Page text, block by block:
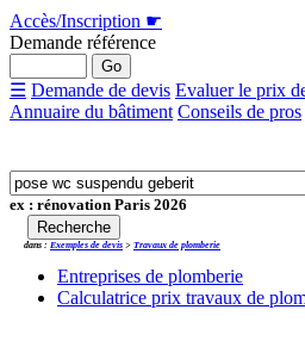
Accès/Inscription ☛
Demande référence
☰ Demande de devis Evaluer le prix
Annuaire du bâtiment Conseils de pros
ex : rénovation Paris 2026
dans : Exemples de devis > Travaux de plomberie
Entreprises de plomberie
Calculatrice prix travaux de